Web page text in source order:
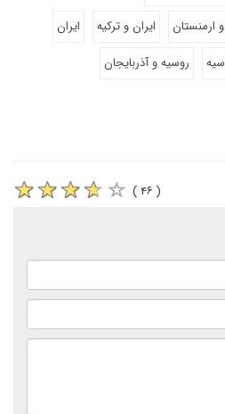
ارمنستان ایران و ترکیه
ایران
روسیه و آذربایجان
( ۴۶ )